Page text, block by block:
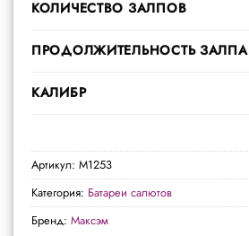
КОЛИЧЕСТВО ЗАЛПОВ
ПРОДОЛЖИТЕЛЬНОСТЬ ЗАЛПА
КАЛИБР
Артикул: M1253
Категория: Батареи салютов
Бренд: Максэм